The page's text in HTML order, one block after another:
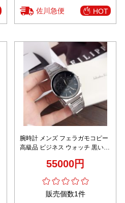
佐川急便 HOT
腕時計 メンズ フェラガモコピー
高級品 ビジネス ウォッチ 黒い文
55000円
販売個数1件